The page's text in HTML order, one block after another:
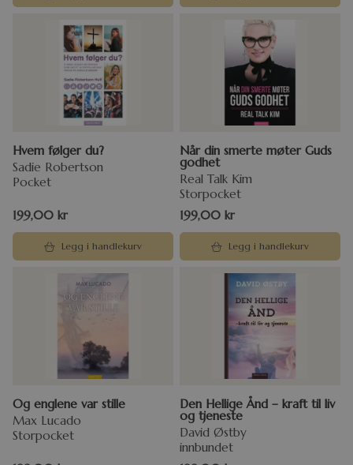
Hvem følger du?
Sadie Robertson
Pocket
199,00 kr
Legg i handlekurv
Når din smerte møter Guds
godhet
Real Talk Kim
Storpocket
199,00 kr
Legg i handlekurv
Og englene var stille
Max Lucado
Storpocket
Den Hellige Ånd – kraft til liv
og tjeneste
David Østby
innbundet